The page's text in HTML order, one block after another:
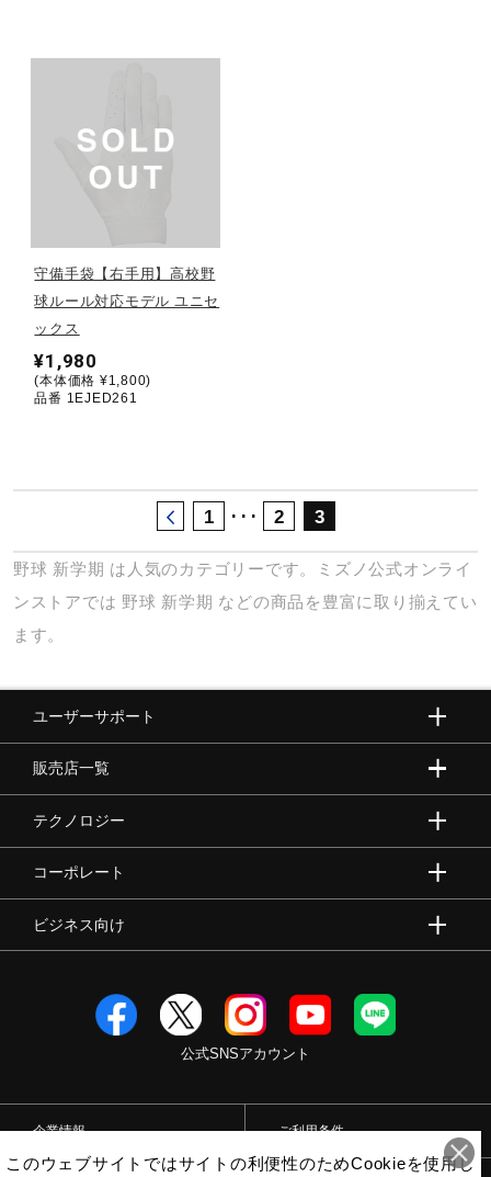
その他
直営店一覧
取扱店一覧
守備手袋【右手用】高校野
球ルール対応モデル ユニセ
ックス
¥1,980
(本体価格 ¥1,800)
品番 1EJED261
1 ･･･ 2 3
野球 新学期 は人気のカテゴリーです。ミズノ公式オンライ
ンストアでは 野球 新学期 などの商品を豊富に取り揃えてい
ます。
ユーザーサポート
販売店一覧
テクノロジー
コーポレート
ビジネス向け
公式SNSアカウント
企業情報 ご利用条件
このウェブサイトではサイトの利便性のためCookieを使用し